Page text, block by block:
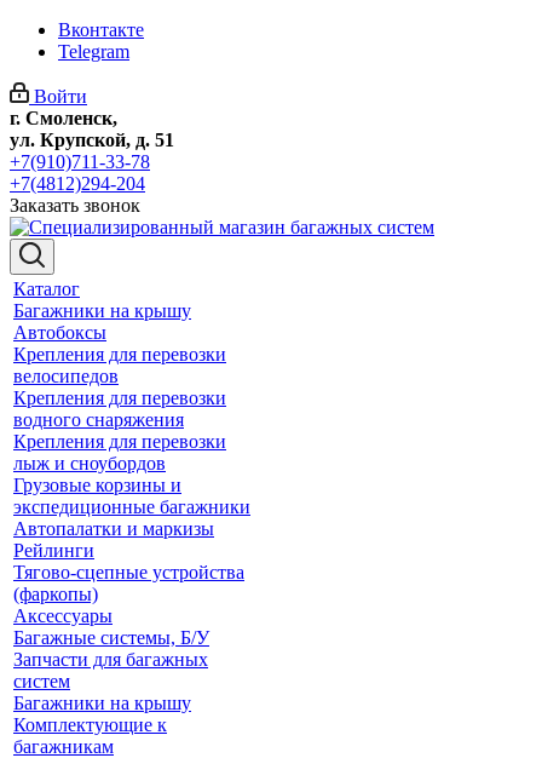
Вконтакте
Telegram
Войти
г. Смоленск,
ул. Крупской, д. 51
+7(910)711-33-78
+7(4812)294-204
Заказать звонок
Каталог
Багажники на крышу
Автобоксы
Крепления для перевозки
велосипедов
Крепления для перевозки
водного снаряжения
Крепления для перевозки
лыж и сноубордов
Грузовые корзины и
экспедиционные багажники
Автопалатки и маркизы
Рейлинги
Тягово-сцепные устройства
(фаркопы)
Аксессуары
Багажные системы, Б/У
Запчасти для багажных
систем
Багажники на крышу
Комплектующие к
багажникам